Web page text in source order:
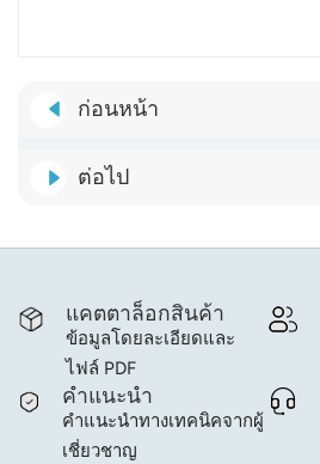
ก่อนหน้า
ต่อไป
แคตตาล็อกสินค้า
ข้อมูลโดยละเอียดและ
ไฟล์ PDF
คำแนะนำ
คำแนะนำทางเทคนิคจากผู้
เชี่ยวชาญ